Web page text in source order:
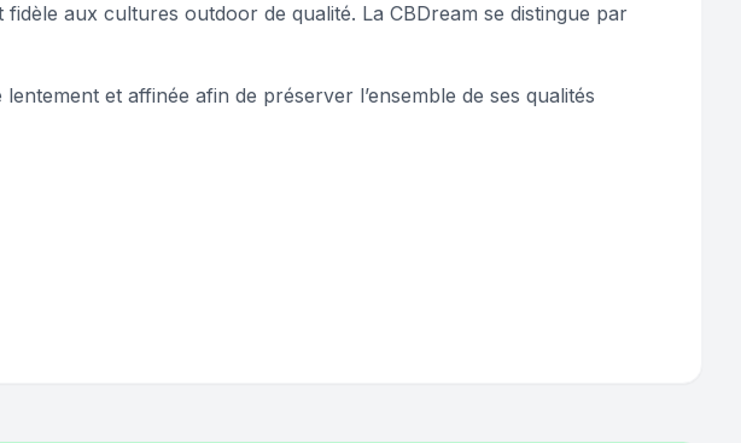
aux cultures outdoor de qualité. La CBDream se distingue par
et affinée afin de préserver l’ensemble de ses qualités